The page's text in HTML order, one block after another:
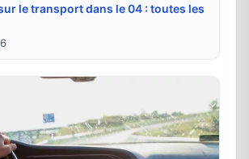
le transport dans le 04 : toutes les